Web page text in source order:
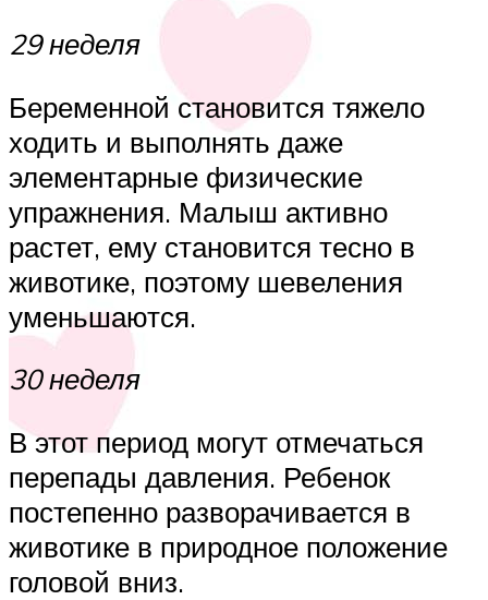
29 неделя
Беременной становится тяжело
ходить и выполнять даже
элементарные физические
упражнения. Малыш активно
растет, ему становится тесно в
животике, поэтому шевеления
уменьшаются.
30 неделя
В этот период могут отмечаться
перепады давления. Ребенок
постепенно разворачивается в
животике в природное положение
головой вниз.